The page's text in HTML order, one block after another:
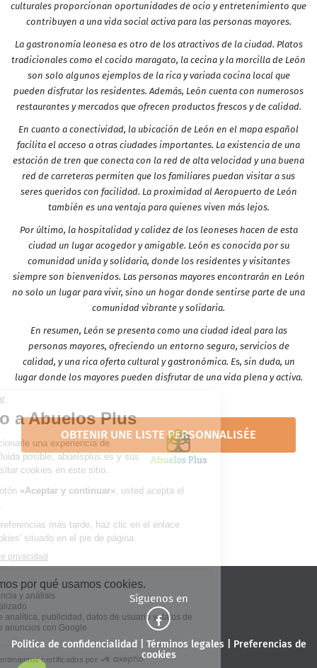
culturales proporcionan oportunidades de ocio y entretenimiento que
contribuyen a una vida social activa para las personas mayores.
La gastronomía leonesa es otro de los atractivos de la ciudad. Platos
tradicionales como el cocido maragato, la cecina y la morcilla de León
son solo algunos ejemplos de la rica y variada cocina local que
pueden disfrutar los residentes. Además, León cuenta con numerosos
restaurantes y mercados que ofrecen productos frescos y de calidad.
En cuanto a conectividad, la ubicación de León en el mapa español
facilita el acceso a otras ciudades importantes. La existencia de una
estación de tren que conecta con la red de alta velocidad y una buena
red de carreteras permiten que los familiares puedan visitar a sus
seres queridos con facilidad. La proximidad al Aeropuerto de León
también es una ventaja para quienes viven más lejos.
Por último, la hospitalidad y calidez de los leoneses hacen de esta
ciudad un lugar acogedor y amigable. León es conocida por su
comunidad unida y solidaria, donde los residentes y visitantes
siempre son bienvenidos. Las personas mayores encontrarán en León
no solo un lugar para vivir, sino un hogar donde sentirse parte de una
comunidad vibrante y solidaria.
En resumen, León se presenta como una ciudad ideal para las
personas mayores, ofreciendo un entorno seguro, servicios de
calidad, y una rica oferta cultural y gastronómica. Es, sin duda, un
lugar donde los mayores pueden disfrutar de una vida plena y activa.
OBTENIR UNE LISTE PERSONNALISÉE
Síguenos en
Politica de confidencialidad Términos legales| Preferencias de
cookies